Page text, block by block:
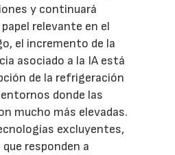
y continuará
relevante en el
el incremento de la
asociado a la IA está
de la refrigeración
donde las
mucho más elevadas.
excluyentes,
responden a